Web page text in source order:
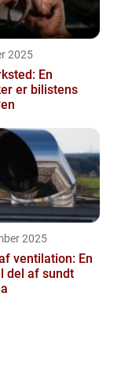
2025
En
er bilistens
2025
ventilation: En
del af sundt